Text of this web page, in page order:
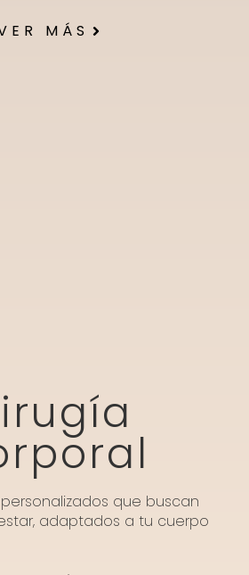
MÁS
que buscan
adaptados a tu cuerpo